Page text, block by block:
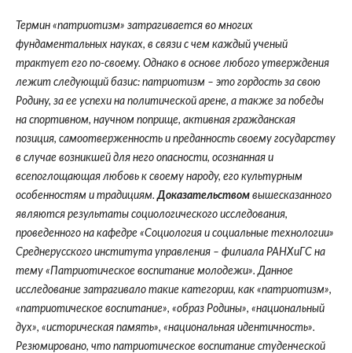
Термин «патриотизм» затрагивается во многих
фундаментальных науках, в связи с чем каждый ученый
трактует его по-своему. Однако в основе любого утверждения
лежит следующий базис: патриотизм – это гордость за свою
Родину, за ее успехи на политической арене, а также за победы
на спортивном, научном поприще, активная гражданская
позиция, самоотверженность и преданность своему государству
в случае возникшей для него опасности, осознанная и
всепоглощающая любовь к своему народу, его культурным
особенностям и традициям.Доказательствомвышесказанного
являются результаты социологического исследования,
проведенного на кафедре «Социология и социальные технологии»
Среднерусского института управления – филиала РАНХиГС на
тему «Патриотическое воспитание молодежи». Данное
исследование затрагивало такие категории, как «патриотизм»,
«патриотическое воспитание», «образ Родины», «национальный
дух», «историческая память», «национальная идентичность».
Резюмировано, что патриотическое воспитание студенческой